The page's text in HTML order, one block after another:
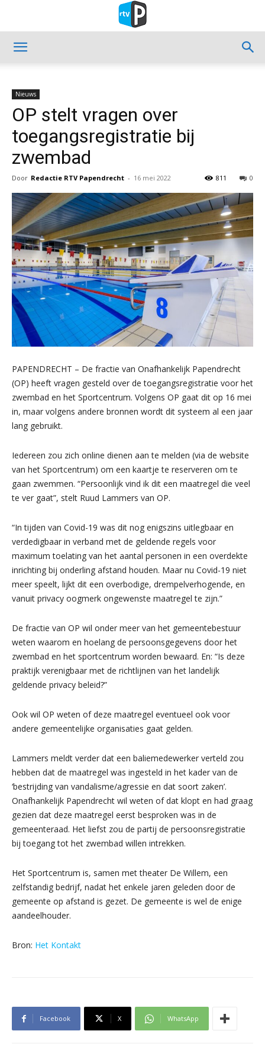
Nieuws
OP stelt vragen over
toegangsregistratie bij
zwembad
Door Redactie RTV Papendrecht - 16 mei 2022 0
811
PAPENDRECHT – De fractie van Onafhankelijk Papendrecht
(OP) heeft vragen gesteld over de toegangsregistratie voor het
zwembad en het Sportcentrum. Volgens OP gaat dit op 16 mei
in, maar volgens andere bronnen wordt dit systeem al een jaar
lang gebruikt.
Iedereen zou zich online dienen aan te melden (via de website
van het Sportcentrum) om een kaartje te reserveren om te
gaan zwemmen. “Persoonlijk vind ik dit een maatregel die veel
te ver gaat”, stelt Ruud Lammers van OP.
“In tijden van Covid-19 was dit nog enigszins uitlegbaar en
verdedigbaar in verband met de geldende regels voor
maximum toelating van het aantal personen in een overdekte
inrichting bij onderling afstand houden. Maar nu Covid-19 niet
meer speelt, lijkt dit een overbodige, drempelverhogende, en
vanuit privacy oogmerk ongewenste maatregel te zijn.”
De fractie van OP wil onder meer van het gemeentebestuur
weten waarom en hoelang de persoonsgegevens door het
zwembad en het sportcentrum worden bewaard. En: “Is deze
praktijk verenigbaar met de richtlijnen van het landelijk
geldende privacy beleid?”
Ook wil OP weten of deze maatregel eventueel ook voor
andere gemeentelijke organisaties gaat gelden.
Lammers meldt verder dat een baliemedewerker verteld zou
hebben dat de maatregel was ingesteld in het kader van de
‘bestrijding van vandalisme/agressie en dat soort zaken’.
Onafhankelijk Papendrecht wil weten of dat klopt en had graag
gezien dat deze maatregel eerst besproken was in de
gemeenteraad. Het liefst zou de partij de persoonsregistratie
bij toegang tot het zwembad willen intrekken.
Het Sportcentrum is, samen met theater De Willem, een
zelfstandig bedrijf, nadat het enkele jaren geleden door de
gemeente op afstand is gezet. De gemeente is wel de enige
aandeelhouder.
Bron: Het Kontakt
Facebook X WhatsApp